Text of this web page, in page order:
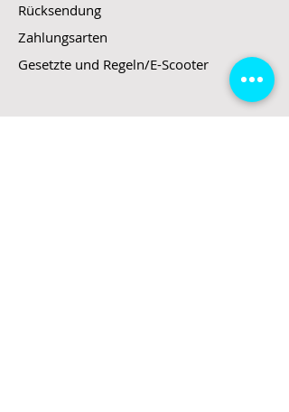
Rücksendung
Zahlungsarten
Gesetzte und Regeln/E-Scooter